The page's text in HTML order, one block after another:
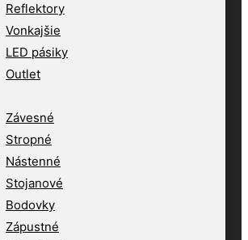
Reflektory
Vonkajšie
LED pásiky
Outlet
Závesné
Stropné
Nástenné
Stojanové
Bodovky
Zápustné